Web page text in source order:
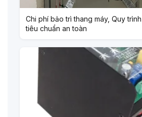
Chi phí bảo trì thang máy, Quy
tiêu chuẩn an toàn